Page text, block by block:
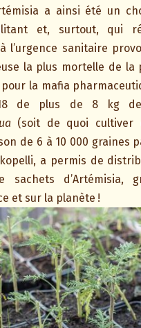
a ainsi été un
et, surtout, qui
l’urgence sanitaire
la plus mortelle de la
la mafia
de plus de 8 kg de
(soit de quoi cultiver
de 6 à 10 000 graines
a permis de
sachets d’Artémisia,
et sur la planète !